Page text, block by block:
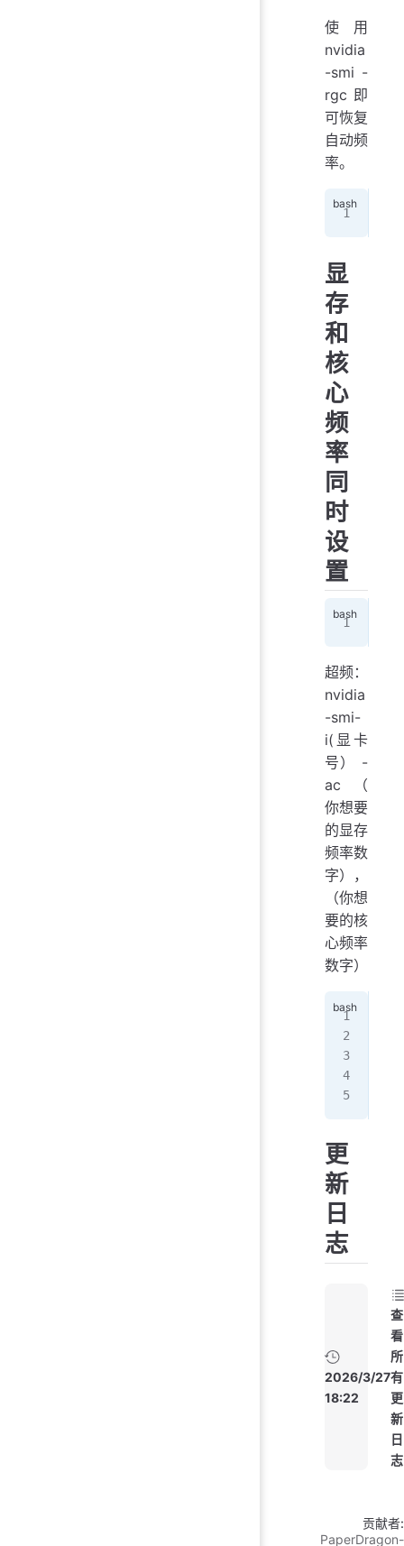
使用
nvidia
-smi -
rgc 即
可恢复
自动频
率。
显
存
和
核
心
频
率
同
时
设
置
超频：
nvidia
-smi-
i(显卡
号） -
ac（
你想要
的显存
频率数
字），
（你想
要的核
心频率
数字）
更
新
日
志
2026/3/27
18:22
查
看
所
有
更
新
日
志
贡献者:
PaperDragon-